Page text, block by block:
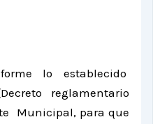
lo establecido
reglamentario
Municipal, para que